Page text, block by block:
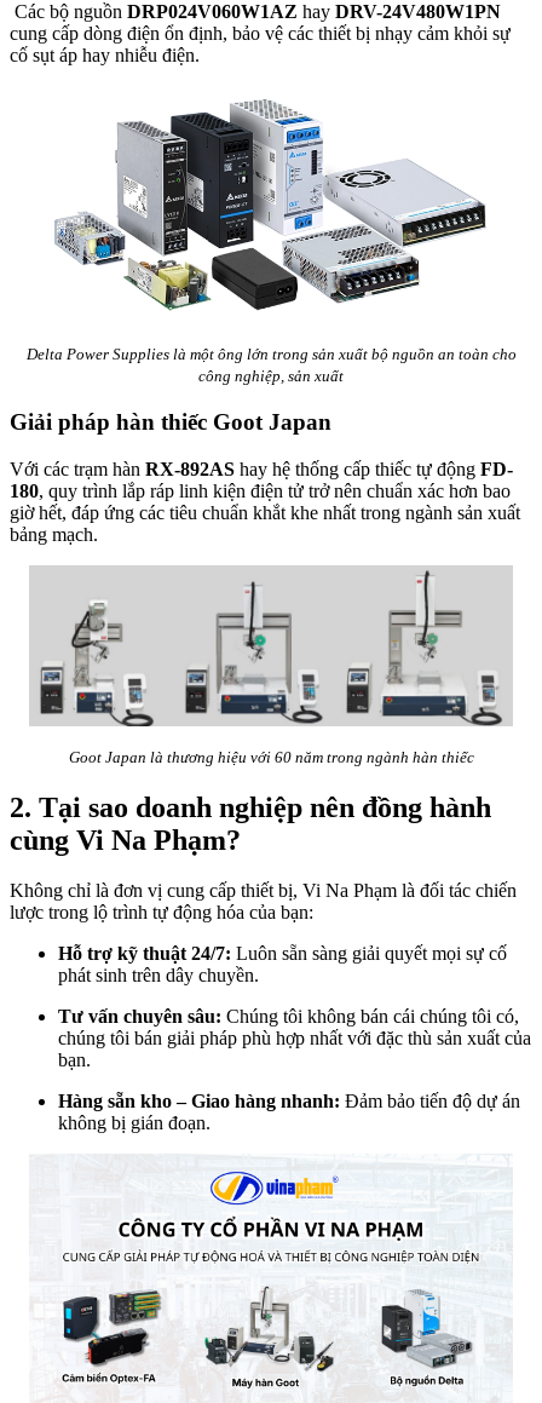
Các bộ nguồn DRP024V060W1AZ hay DRV-24V480W1PN
cung cấp dòng điện ổn định, bảo vệ các thiết bị nhạy cảm khỏi sự
cố sụt áp hay nhiễu điện.
Delta Power Supplies là một ông lớn trong sản xuất bộ nguồn an toàn cho
công nghiệp, sản xuất
Giải pháp hàn thiếc Goot Japan
Với các trạm hàn RX-892AS hay hệ thống cấp thiếc tự động FD-
180, quy trình lắp ráp linh kiện điện tử trở nên chuẩn xác hơn bao
giờ hết, đáp ứng các tiêu chuẩn khắt khe nhất trong ngành sản xuất
bảng mạch.
Goot Japan là thương hiệu với 60 năm trong ngành hàn thiếc
2. Tại sao doanh nghiệp nên đồng hành
cùng Vi Na Phạm?
Không chỉ là đơn vị cung cấp thiết bị, Vi Na Phạm là đối tác chiến
lược trong lộ trình tự động hóa của bạn:
Hỗ trợ kỹ thuật 24/7: Luôn sẵn sàng giải quyết mọi sự cố
phát sinh trên dây chuyền.
Tư vấn chuyên sâu: Chúng tôi không bán cái chúng tôi có,
chúng tôi bán giải pháp phù hợp nhất với đặc thù sản xuất của
bạn.
Hàng sẵn kho – Giao hàng nhanh: Đảm bảo tiến độ dự án
không bị gián đoạn.